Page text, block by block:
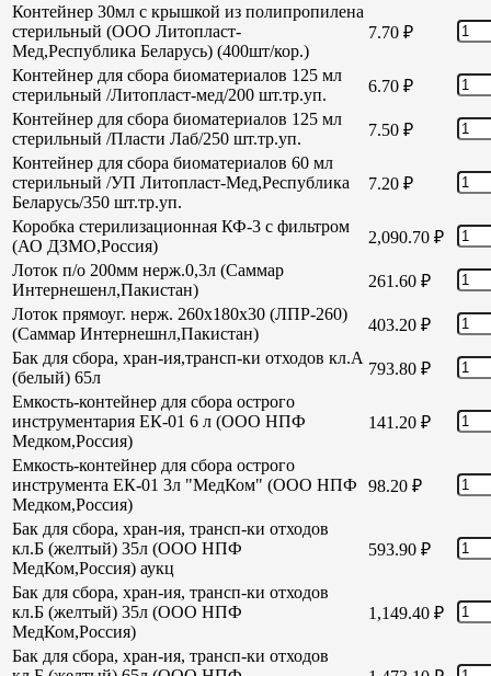
Контейнер 30мл с крышкой из полипропилена
стерильный (ООО Литопласт-
Мед,Республика Беларусь) (400шт/кор.)
7.70 ₽
Контейнер для сбора биоматериалов 125 мл
стерильный /Литопласт-мед/200 шт.тр.уп.
6.70 ₽
Контейнер для сбора биоматериалов 125 мл
стерильный /Пласти Лаб/250 шт.тр.уп.
7.50 ₽
Контейнер для сбора биоматериалов 60 мл
стерильный /УП Литопласт-Мед,Республика
Беларусь/350 шт.тр.уп.
7.20 ₽
Коробка стерилизационная КФ-3 с фильтром
(АО ДЗМО,Россия)
2,090.70 ₽
Лоток п/о 200мм нерж.0,3л (Саммар
Интернешенл,Пакистан)
261.60 ₽
Лоток прямоуг. нерж. 260х180х30 (ЛПР-260)
(Саммар Интернешнл,Пакистан)
403.20 ₽
Бак для сбора, хран-ия,трансп-ки отходов кл.А
(белый) 65л
793.80 ₽
Емкость-контейнер для сбора острого
инструментария ЕК-01 6 л (ООО НПФ
Медком,Россия)
141.20 ₽
Емкость-контейнер для сбора острого
инструмента ЕК-01 3л "МедКом" (ООО НПФ
Медком,Россия)
98.20 ₽
Бак для сбора, хран-ия, трансп-ки отходов
кл.Б (желтый) 35л (ООО НПФ
МедКом,Россия) аукц
593.90 ₽
Бак для сбора, хран-ия, трансп-ки отходов
кл.Б (желтый) 35л (ООО НПФ
МедКом,Россия)
1,149.40 ₽
Бак для сбора, хран-ия, трансп-ки отходов